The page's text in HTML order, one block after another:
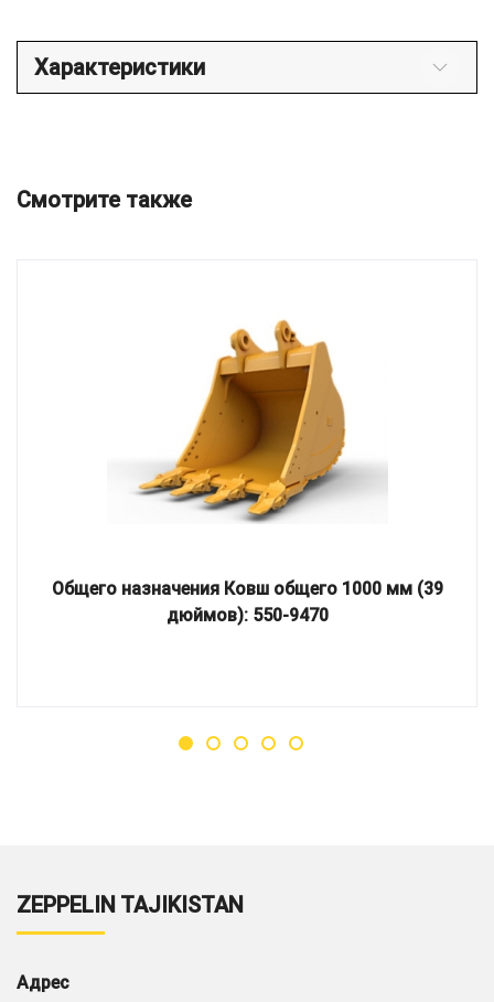
Характеристики
Смотрите также
Общего назначения Ковш общего 1000 мм (39
дюймов): 550-9470
ZEPPELIN TAJIKISTAN
Адрес